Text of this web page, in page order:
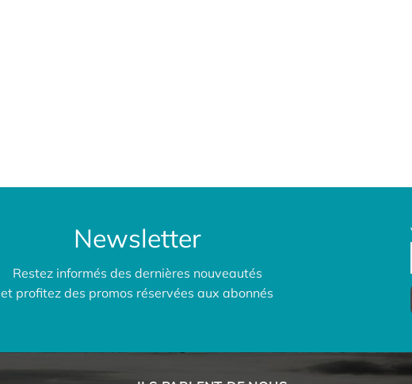
Newsletter
Restez informés des dernières nouveautés
et profitez des promos réservées aux abonnés